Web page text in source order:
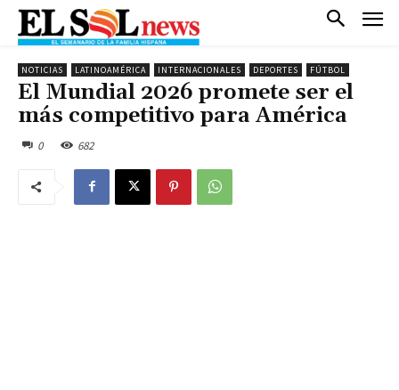
NOTICIAS LATINOAMÉRICA INTERNACIONALES DEPORTES FÚTBOL
El Mundial 2026 promete ser el
más competitivo para América
0 682